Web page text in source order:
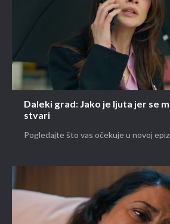
Daleki grad: Jako je ljuta jer se
stvari
Pogledajte što vas očekuje u novoj